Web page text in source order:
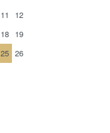
11
12
18 19
25 26